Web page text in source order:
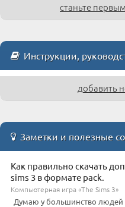
станьте
Инструкции,
добавить
Заметки и полезные
Как правильно скачать
sims 3 в формате pack.
Компьютерная игра «The Sims 3»
Думаю у большинство людей